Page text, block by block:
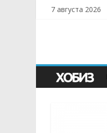
7 августа 2026